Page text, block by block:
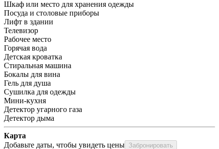
Шкаф или место для хранения одежды
Посуда и столовые приборы
Лифт в здании
Телевизор
Рабочее место
Горячая вода
Детская кроватка
Стиральная машина
Бокалы для вина
Гель для душа
Сушилка для одежды
Мини-кухня
Детектор угарного газа
Детектор дыма
Карта
Добавьте даты, чтобы увидеть цены Забронировать